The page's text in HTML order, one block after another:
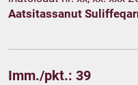
Aatsitassanut
Imm./pkt.: 39